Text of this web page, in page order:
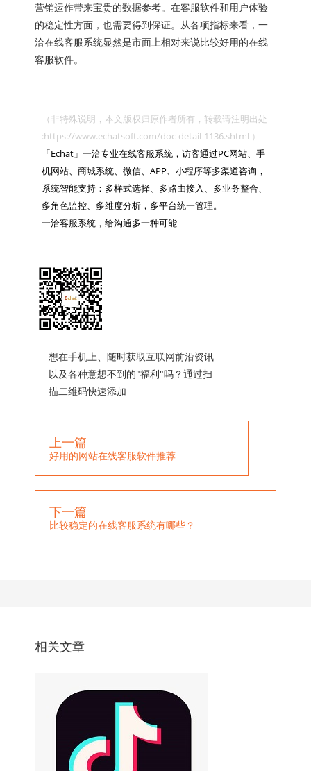
营销运作带来宝贵的数据参考。在客服软件和用户体验
的稳定性方面，也需要得到保证。从各项指标来看，一
洽在线客服系统显然是市面上相对来说比较好用的在线
客服软件。
（非特殊说明，本文版权归原作者所有，转载请注明出处
:https://www.echatsoft.com/doc-detail-1136.shtml ）
「Echat」一洽专业在线客服系统，访客通过PC网站、手
机网站、商城系统、微信、APP、小程序等多渠道咨询，
系统智能支持：多样式选择、多路由接入、多业务整合、
多角色监控、多维度分析，多平台统一管理。
一洽客服系统，给沟通多一种可能~~
想在手机上、随时获取互联网前沿资讯
以及各种意想不到的"福利"吗？通过扫
描二维码快速添加
上一篇
好用的网站在线客服软件推荐
下一篇
比较稳定的在线客服系统有哪些？
相关文章